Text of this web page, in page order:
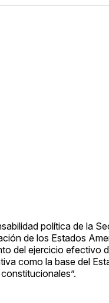
política de la
de los Estados
del ejercicio efectivo
como la base del